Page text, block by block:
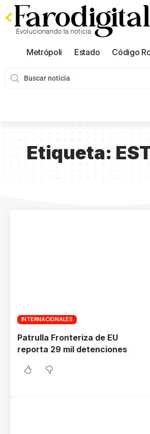
Metrópoli Estado Código
Etiqueta:
INTERNACIONALES
Patrulla Fronteriza de EU
reporta 29 mil detenciones